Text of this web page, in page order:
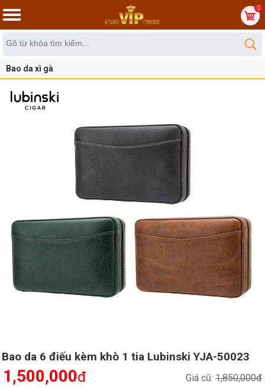
0
Bao da xì gà
Bao da 6 điếu kèm khò 1 tia Lubinski YJA-50023
Giá cũ: 1,850,000đ
1,500,000đ